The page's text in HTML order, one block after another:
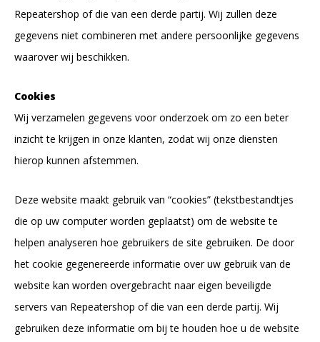
Repeatershop of die van een derde partij. Wij zullen deze
gegevens niet combineren met andere persoonlijke gegevens
waarover wij beschikken.
Cookies
Wij verzamelen gegevens voor onderzoek om zo een beter
inzicht te krijgen in onze klanten, zodat wij onze diensten
hierop kunnen afstemmen.
Deze website maakt gebruik van “cookies” (tekstbestandtjes
die op uw computer worden geplaatst) om de website te
helpen analyseren hoe gebruikers de site gebruiken. De door
het cookie gegenereerde informatie over uw gebruik van de
website kan worden overgebracht naar eigen beveiligde
servers van Repeatershop of die van een derde partij. Wij
gebruiken deze informatie om bij te houden hoe u de website